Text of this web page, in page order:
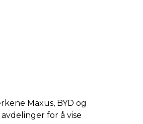
Maxus, BYD og
for å vise